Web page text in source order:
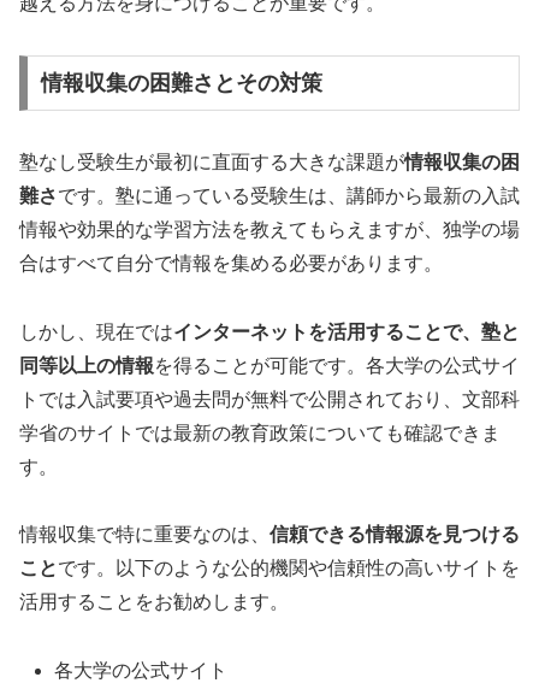
情報収集の困難さとその対策
塾なし受験生が最初に直面する大きな課題が情報収集の困
難さです。塾に通っている受験生は、講師から最新の入試
情報や効果的な学習方法を教えてもらえますが、独学の場
合はすべて自分で情報を集める必要があります。
しかし、現在ではインターネットを活用することで、塾と
同等以上の情報を得ることが可能です。各大学の公式サイ
トでは入試要項や過去問が無料で公開されており、文部科
学省のサイトでは最新の教育政策についても確認できま
す。
情報収集で特に重要なのは、 信頼できる情報源を見つける
ことです。以下のような公的機関や信頼性の高いサイトを
活用することをお勧めします。
各大学の公式サイト